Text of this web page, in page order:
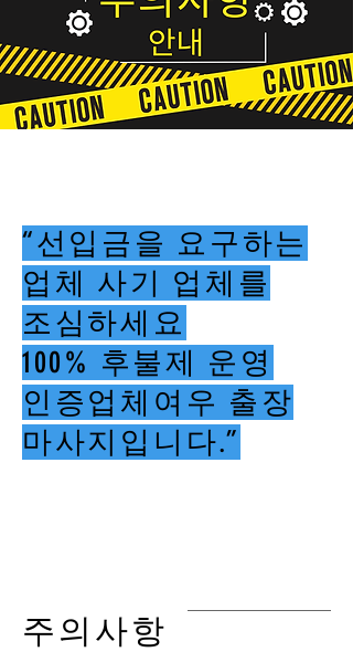
“선입금을 요구하는
업체 사기 업체를
조심하세요
100% 후불제 운영
인증업체여우 출장
마사지입니다.”
​주의사항